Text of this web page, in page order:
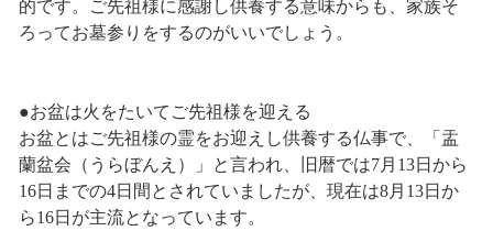
的です。ご先祖様に感謝し供養する意味からも、家族そ
ろってお墓参りをするのがいいでしょう。
●お盆は火をたいてご先祖様を迎える
お盆とはご先祖様の霊をお迎えし供養する仏事で、「盂
蘭盆会（うらぼんえ）」と言われ、旧暦では7月13日から
16日までの4日間とされていましたが、現在は8月13日か
ら16日が主流となっています。